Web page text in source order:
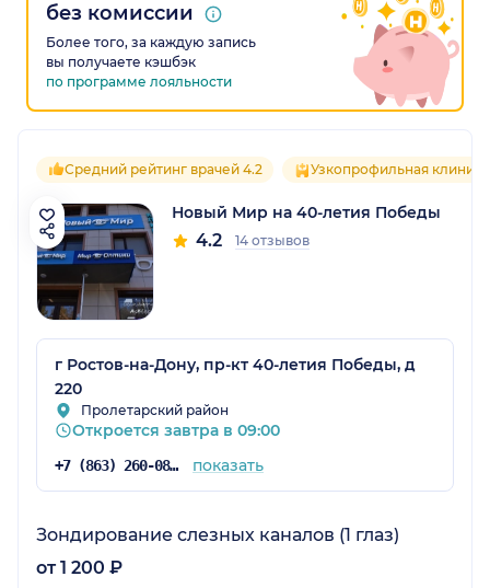
без комиссии
Более того, за каждую запись
вы получаете кэшбэк
по программе лояльности
Средний рейтинг врачей 4.2 Узкопрофильная клиника
Новый Мир на 40-летия Победы
4.2 14 отзывов
г Ростов-на-Дону, пр-кт 40-летия Победы, д
220
Пролетарский район
Откроется завтра в 09:00
+7 (863) 260-08-00 показать
Зондирование слезных каналов (1 глаз)
от 1 200 ₽